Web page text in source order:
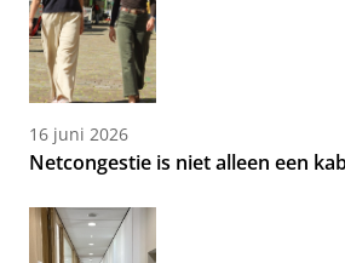
16 juni 2026
Netcongestie is niet alleen een